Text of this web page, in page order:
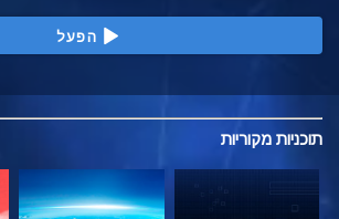
הפעל
תוכניות מקוריות